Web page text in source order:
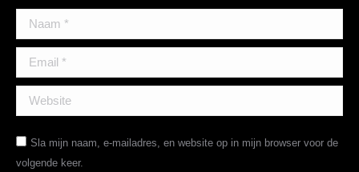
Naam *
Email *
Website
Sla mijn naam, e-mailadres, en website op in mijn browser voor de
volgende keer.